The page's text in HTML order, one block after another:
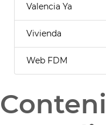
Valencia Ya
Vivienda
Web FDM